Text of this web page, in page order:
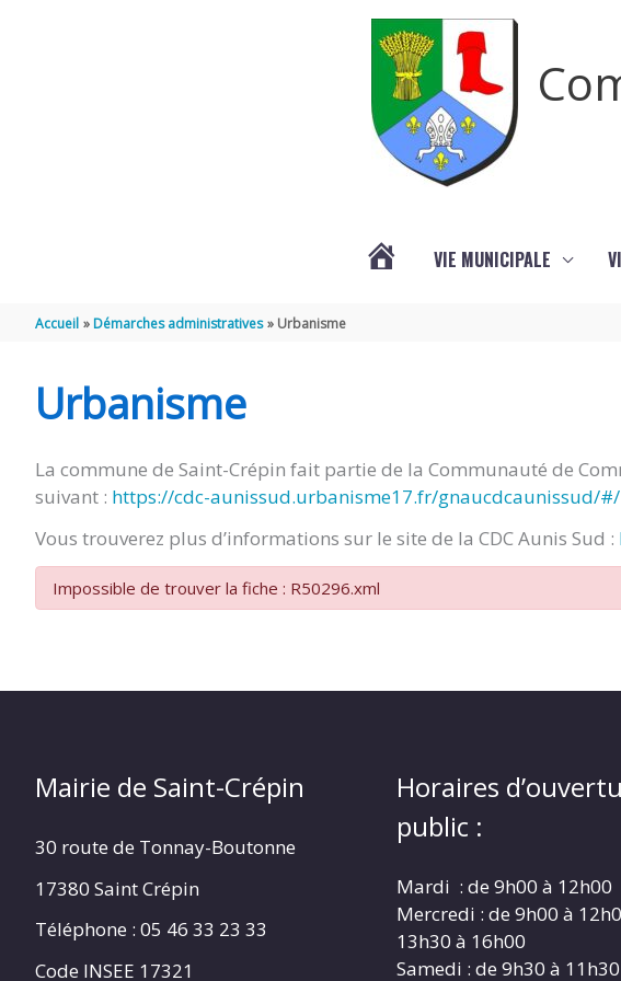
CRÉPIN
VIE MUNICIPALE
Accueil Démarches administratives Urbanisme
Urbanisme
La commune de Saint-Crépin fait partie de la Communauté de
suivant : https://cdc-aunissud.urbanisme17.fr/gnaucdcaunissud/#/
Vous trouverez plus d’informations sur le site de la CDC Aunis Sud :
Impossible de trouver la fiche : R50296.xml
Mairie de Saint-Crépin
30 route de Tonnay-Boutonne
17380 Saint Crépin
Téléphone : 05 46 33 23 33
Code INSEE 17321
Horaires
public :
Mardi : de 9h00 à 12h00
Mercredi : de 9h00 à
13h30 à 16h00
Samedi : de 9h30 à 11h30